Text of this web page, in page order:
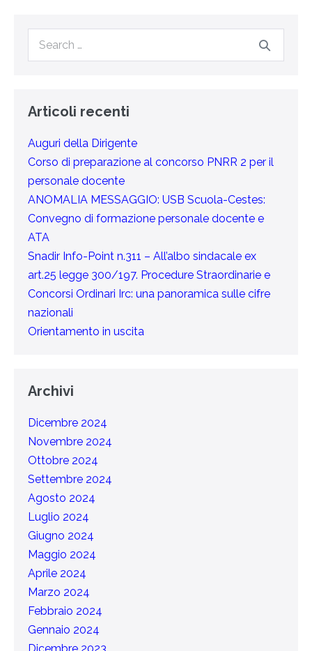
Articoli recenti
Auguri della Dirigente
Corso di preparazione al concorso PNRR 2 per il
personale docente
ANOMALIA MESSAGGIO: USB Scuola-Cestes:
Convegno di formazione personale docente e
ATA
Snadir Info-Point n.311 – All’albo sindacale ex
art.25 legge 300/197. Procedure Straordinarie e
Concorsi Ordinari Irc: una panoramica sulle cifre
nazionali
Orientamento in uscita
Archivi
Dicembre 2024
Novembre 2024
Ottobre 2024
Settembre 2024
Agosto 2024
Luglio 2024
Giugno 2024
Maggio 2024
Aprile 2024
Marzo 2024
Febbraio 2024
Gennaio 2024